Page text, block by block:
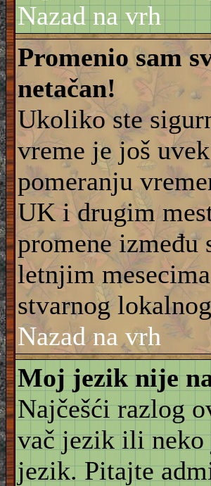
Nazad na vrh
Promenio sam
netačan!
Ukoliko ste
vreme je još
pomeranju
UK i drugim
promene između
letnjim
stvarnog
Nazad na vrh
Moj jezik nije
Najčešći razlog
vač jezik ili neko
jezik. Pitajte